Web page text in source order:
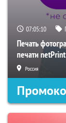
07:05:09
Печать
печати netPrint
Россия